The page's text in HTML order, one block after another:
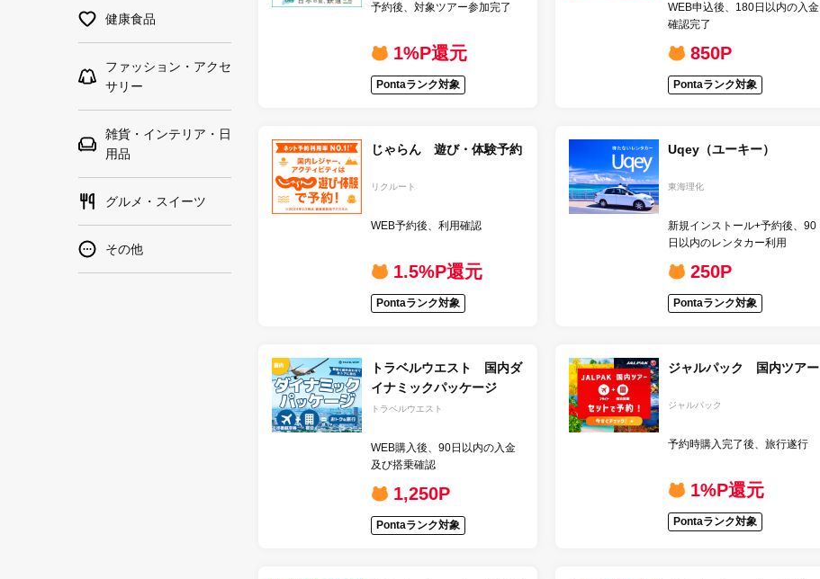
健康食品
ファッション・アクセ
サリー
雑貨・インテリア・日
用品
グルメ・スイーツ
その他
予約後、対象ツアー参加完了
1%P還元
Pontaランク対象
WEB申込後、180日以内の入金
確認完了
850P
Pontaランク対象
じゃらん 遊び・体験予約
リクルート
WEB予約後、利用確認
1.5%P還元
Pontaランク対象
Uqey（ユーキー）
東海理化
新規インストール+予約後、90
日以内のレンタカー利用
250P
Pontaランク対象
トラベルウエスト 国内ダ
イナミックパッケージ
トラベルウエスト
WEB購入後、90日以内の入金
及び搭乗確認
1,250P
Pontaランク対象
ジャルパック 国内ツアー
ジャルパック
予約時購入完了後、旅行遂行
1%P還元
Pontaランク対象